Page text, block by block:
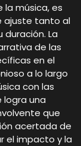
la música, es
ajuste tanto al
La
de las
en el
a lo largo
con las
logra una
que
acertada de
el impacto y la